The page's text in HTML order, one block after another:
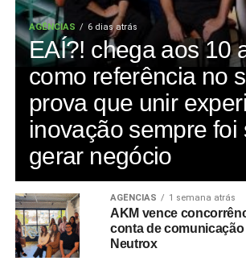
AGÊNCIAS 6 dias atrás
EAÍ?! chega aos 10
como referência no
prova que unir
inovação sempre foi
gerar negócio
AGÊNCIAS 1 semana atrás
AKM vence
conta de
Neutrox